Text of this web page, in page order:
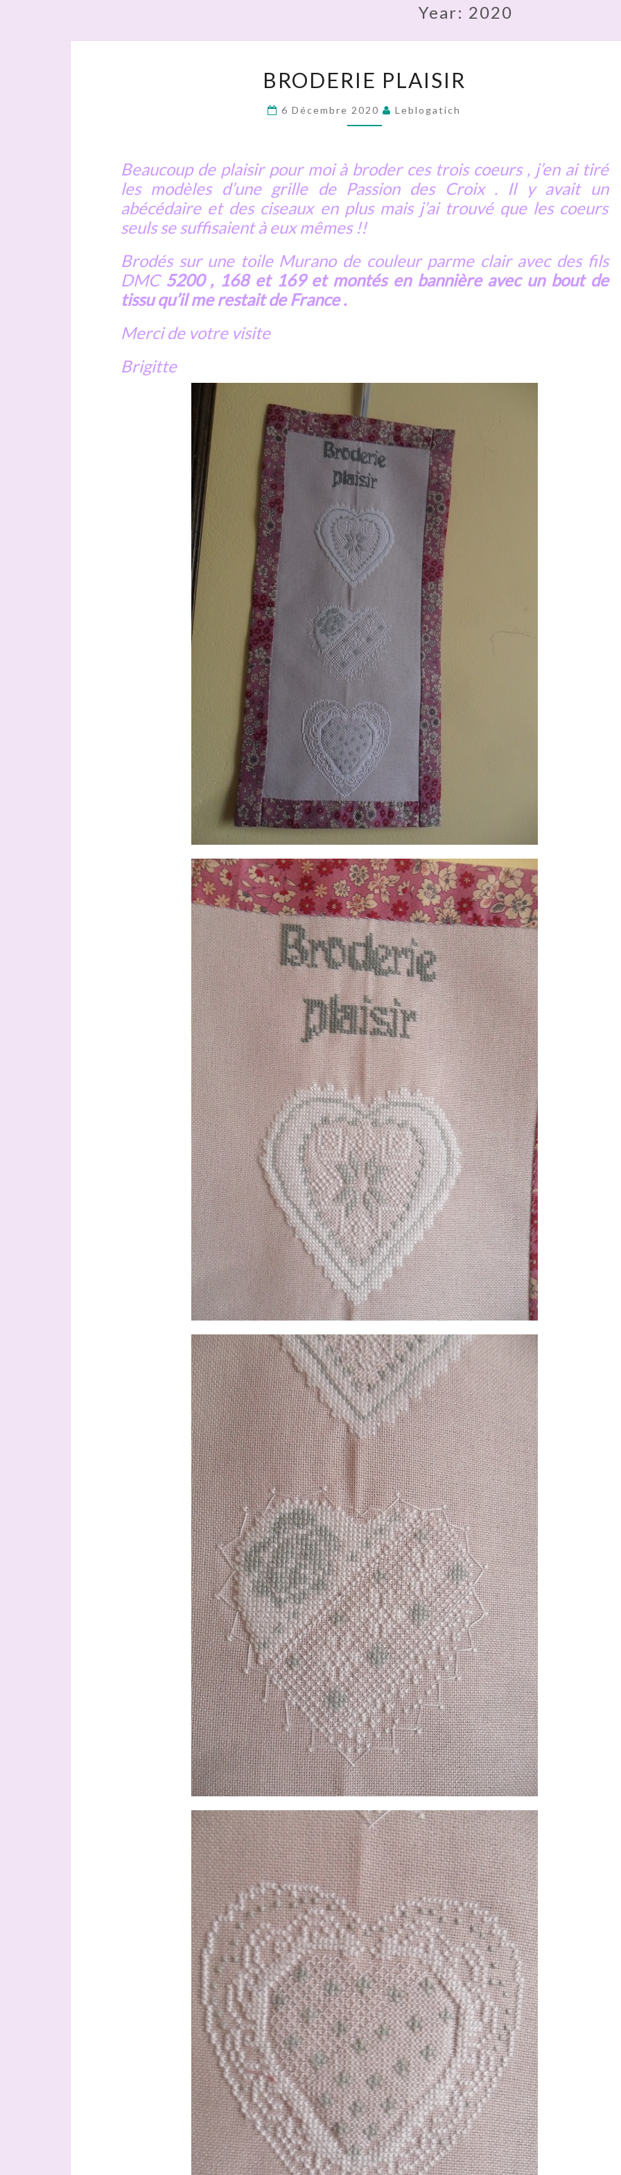
Year: 2020
PLAISIR
BRODERIE PLAISIR
6 Décembre 2020 Leblogatich
Beaucoup de plaisir pour moi à broder ces trois coeurs , j’en ai tiré
les modèles d’une grille de Passion des Croix . Il y avait un
abécédaire et des ciseaux en plus mais j’ai trouvé que les coeurs
seuls se suffisaient à eux mêmes !!
Brodés sur une toile Murano de couleur parme clair avec des fils
DMC 5200 , 168 et 169 et montés en bannière avec un bout de
tissu qu’il me restait de France .
Merci de votre visite
Brigitte